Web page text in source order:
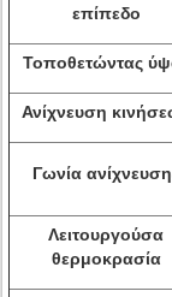
επίπεδο
Τοποθετώντας
Ανίχνευση
Γωνία
Λειτουργούσα
θερμοκρασία